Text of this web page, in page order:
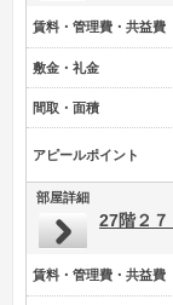
賃料・管理費・共益費
敷金・礼金
間取・面積
アピールポイント
部屋詳細
27階２７
賃料・管理費・共益費